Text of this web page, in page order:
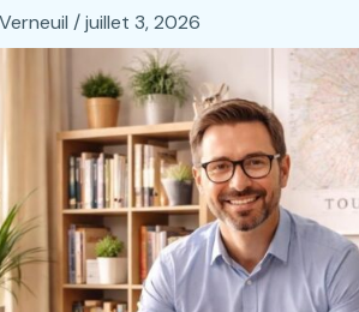
/juillet 3, 2026